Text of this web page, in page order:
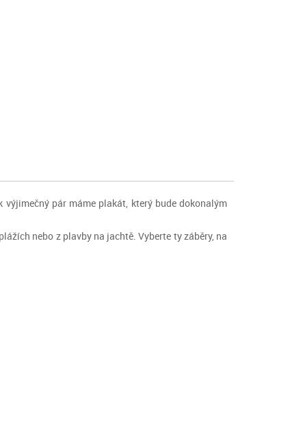
pár máme plakát, který bude dokonalým
nebo z plavby na jachtě. Vyberte ty záběry, na